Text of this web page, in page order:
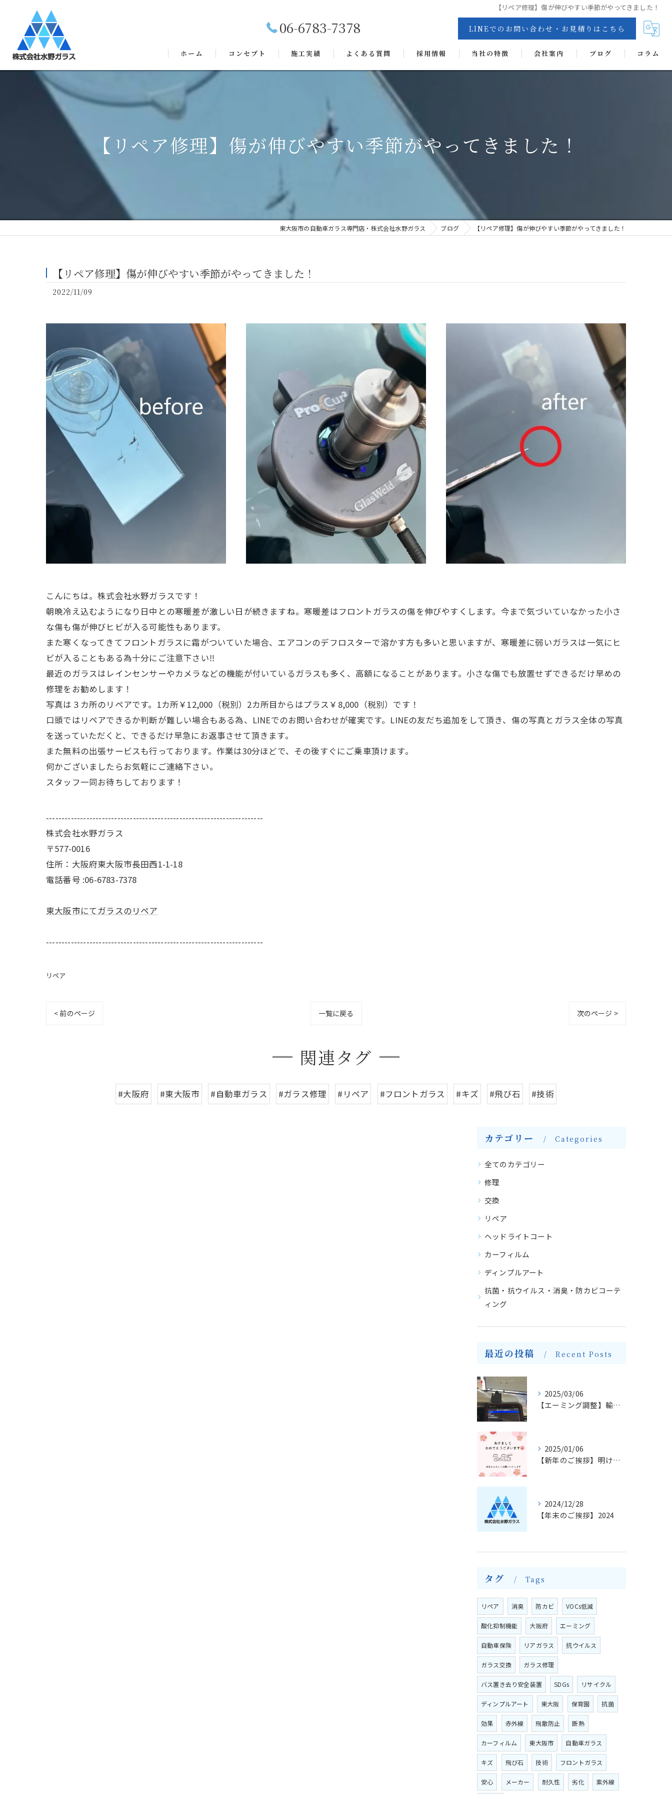
【リペア修理】傷が伸びやすい季節がやってきました！
06-6783-7378 LINEでのお問い合わせ・お見積りはこちら
ホーム コンセプト 施工実績 よくある質問 採用情報 当社の特徴
ディンプルアート
会社案内 ブログ コラム
【リペア修理】傷が伸びやすい季節がやってきました！
東大阪市の自動車ガラス専門店・株式会社水野ガラス ブログ 【リペア修理】傷が伸びやすい季節がやってきました！
【リペア修理】傷が伸びやすい季節がやってきました！
2022/11/09
こんにちは。株式会社水野ガラスです！
朝晩冷え込むようになり日中との寒暖差が激しい日が続きますね。寒暖差はフロントガラスの傷を伸びやすくします。今まで気づいていなかった小さ
な傷も傷が伸びヒビが入る可能性もあります。
また寒くなってきてフロントガラスに霜がついていた場合、エアコンのデフロスターで溶かす方も多いと思いますが、寒暖差に弱いガラスは一気にヒ
ビが入ることもある為十分にご注意下さい‼
最近のガラスはレインセンサーやカメラなどの機能が付いているガラスも多く、高額になることがあります。小さな傷でも放置せずできるだけ早めの
修理をお勧めします！
写真は３カ所のリペアです。1カ所￥12,000（税別）2カ所目からはプラス￥8,000（税別）です！
口頭ではリペアできるか判断が難しい場合もある為、LINEでのお問い合わせが確実です。LINEの友だち追加をして頂き、傷の写真とガラス全体の写真
を送っていただくと、できるだけ早急にお返事させて頂きます。
また無料の出張サービスも行っております。作業は30分ほどで、その後すぐにご乗車頂けます。
何かございましたらお気軽にご連絡下さい。
スタッフ一同お待ちしております！
----------------------------------------------------------------------
株式会社水野ガラス
〒577-0016
住所：大阪府東大阪市長田西1-1-18
電話番号 :06-6783-7378
東大阪市にてガラスのリペア
----------------------------------------------------------------------
リペア
< 前のページ 一覧に戻る 次のページ >
関連タグ
#大阪府 #東大阪市 #自動車ガラス #ガラス修理 #リペア #フロントガラス #キズ #飛び石 #技術
カテゴリー Categories
全てのカテゴリー
修理
交換
リペア
ヘッドライトコート
カーフィルム
ディンプルアート
抗菌・抗ウイルス・消臭・防カビコーテ
ィング
最近の投稿 Recent Posts
2025/03/06
【エーミング調整】輸入車のフロントガラス交換とエーミングについて
2025/01/06
【新年のご挨拶】明けましておめでとうございます
2024/12/28
【年末のご挨拶】2024
タグ Tags
リペア 消臭 防カビ VOCs低減
酸化抑制機能 大阪府 エーミング
自動車保険 リアガラス 抗ウイルス
ガラス交換 ガラス修理
バス置き去り安全装置 SDGs リサイクル
ディンプルアート 東大阪 保育園 抗菌
効果 赤外線 飛散防止 断熱
カーフィルム 東大阪市 自動車ガラス
キズ 飛び石 技術 フロントガラス
安心 メーカー 耐久性 劣化 紫外線